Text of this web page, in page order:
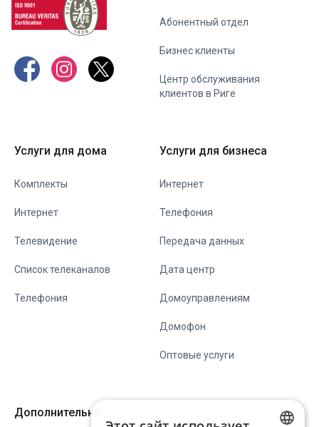
Абонентный отдел
Бизнес клиенты
Центр обслуживания
клиентов в Риге
Услуги для дома
Комплекты
Интернет
Телевидение
Список телеканалов
Телефония
Услуги для бизнеса
Интернет
Телефония
Передача данных
Дата центр
Домоуправлениям
Домофон
Оптовые услуги
Дополнительно